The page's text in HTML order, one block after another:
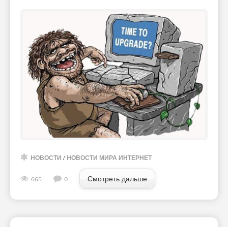
НОВОСТИ / НОВОСТИ МИРА ИНТЕРНЕТ
665 0 Смотреть дальше